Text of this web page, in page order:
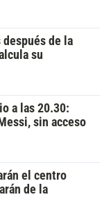
después de la
su
a las 20.30:
sin acceso
el centro
de la